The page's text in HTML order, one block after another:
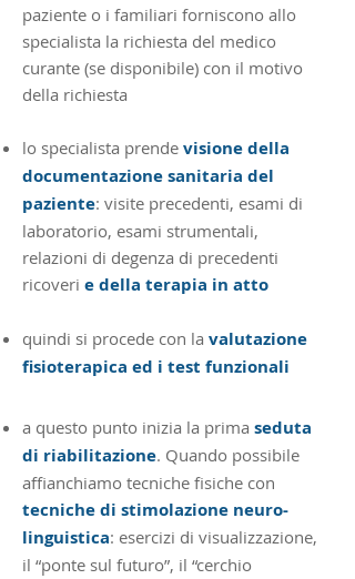
paziente o i familiari forniscono allo
specialista la richiesta del medico
curante (se disponibile) con il motivo
della richiesta
lo specialista prende visione della
documentazione sanitaria del
paziente: visite precedenti, esami di
laboratorio, esami strumentali,
relazioni di degenza di precedenti
ricoveri edella terapia in atto
quindi si procede con la valutazione
fisioterapica ed i test funzionali
a questo punto inizia la prima seduta
di riabilitazione. Quando possibile
affianchiamo tecniche fisiche con
tecniche di stimolazione neuro-
linguistica: esercizi di visualizzazione,
il “ponte sul futuro”, il “cerchio